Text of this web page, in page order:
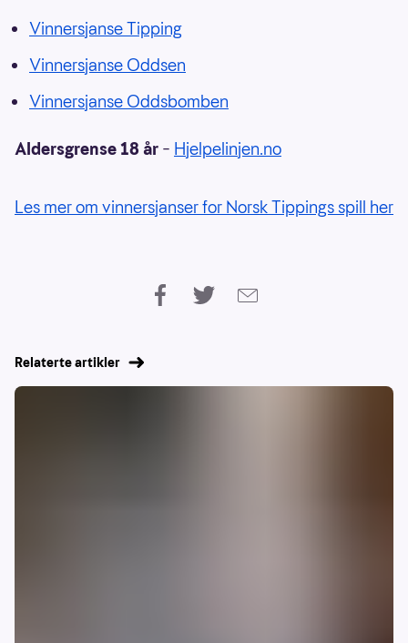
Vinnersjanse Tipping
Vinnersjanse Oddsen
Vinnersjanse Oddsbomben
Aldersgrense 18 år – Hjelpelinjen.no
Les mer om vinnersjanser for Norsk Tippings spill her
Relaterte artikler